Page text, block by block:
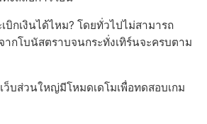
บิกเงินได้ไหม? โดยทั่วไปไม่สามารถ
กโบนัสตราบจนกระทั่งเทิร์นจะครบตาม
บส่วนใหญ่มีโหมดเดโมเพื่อทดสอบเกม